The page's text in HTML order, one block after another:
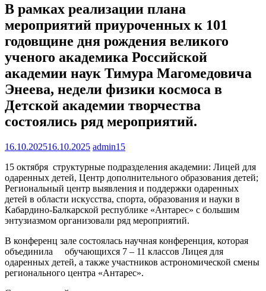
В рамках реализации плана
мероприятий приуроченных к 101
годовщине дня рождения великого
ученого академика Российской
академии наук Тимура Магомедовича
Энеева, недели физики космоса в
Детской академии творчества
состоялись ряд мероприятий.
16.10.202516.10.2025 admin15
15 октября структурные подразделения академии: Лицей для
одаренных детей, Центр дополнительного образования детей;
Региональный центр выявления и поддержки одаренных
детей в области искусства, спорта, образования и науки в
Кабардино-Балкарской республике «Антарес» с большим
энтузиазмом организовали ряд мероприятий.
В конференц зале состоялась научная конференция, которая
объединила обучающихся 7 – 11 классов Лицея для
одаренных детей, а также участников астрономической смены
регионального центра «Антарес».